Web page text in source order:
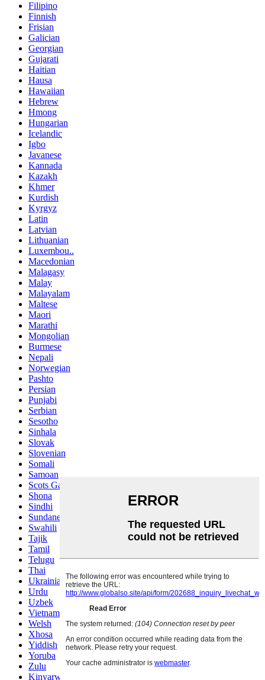
Filipino
Finnish
Frisian
Galician
Georgian
Gujarati
Haitian
Hausa
Hawaiian
Hebrew
Hmong
Hungarian
Icelandic
Igbo
Javanese
Kannada
Kazakh
Khmer
Kurdish
Kyrgyz
Latin
Latvian
Lithuanian
Luxembou..
Macedonian
Malagasy
Malay
Malayalam
Maltese
Maori
Marathi
Mongolian
Burmese
Nepali
Norwegian
Pashto
Persian
Punjabi
Serbian
Sesotho
Sinhala
Slovak
Slovenian
Somali
Samoan
Scots Gaelic
Shona
Sindhi
Sundanese
Swahili
Tajik
Tamil
Telugu
Thai
Ukrainian
Urdu
Uzbek
Vietnamese
Welsh
Xhosa
Yiddish
Yoruba
Zulu
Kinyarwanda